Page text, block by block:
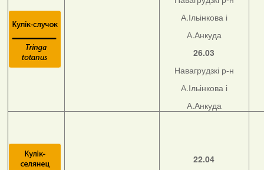
А.Ільінкова і
А.Анкуда
26.03
Навагрудзкі р-н
А.Ільінкова і
А.Анкуда
22.04